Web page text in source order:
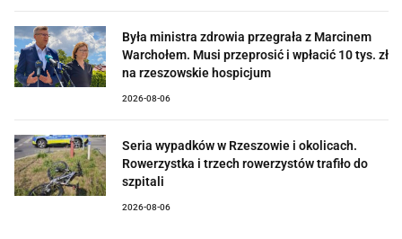
Była ministra zdrowia przegrała z Marcinem
Warchołem. Musi przeprosić i wpłacić 10 tys. zł
na rzeszowskie hospicjum
2026-08-06
Seria wypadków w Rzeszowie i okolicach.
Rowerzystka i trzech rowerzystów trafiło do
szpitali
2026-08-06